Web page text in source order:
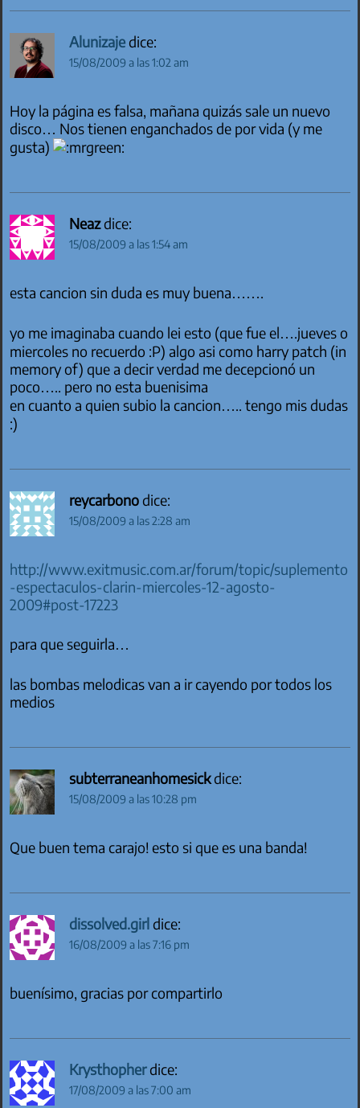
Alunizajedice:
15/08/2009 a las 1:02 am
Hoy la página es falsa, mañana quizás sale un nuevo
disco… Nos tienen enganchados de por vida (y me
gusta)
Neazdice:
15/08/2009 a las 1:54 am
esta cancion sin duda es muy buena…….
yo me imaginaba cuando lei esto (que fue el….jueves o
miercoles no recuerdo :P) algo asi como harry patch (in
memory of) que a decir verdad me decepcionó un
poco….. pero no esta buenisima
en cuanto a quien subio la cancion….. tengo mis dudas
:)
reycarbonodice:
15/08/2009 a las 2:28 am
http://www.exitmusic.com.ar/forum/topic/suplemento
-espectaculos-clarin-miercoles-12-agosto-
2009#post-17223
para que seguirla…
las bombas melodicas van a ir cayendo por todos los
medios
subterraneanhomesickdice:
15/08/2009 a las 10:28 pm
Que buen tema carajo! esto si que es una banda!
dissolved.girl dice:
16/08/2009 a las 7:16 pm
buenísimo, gracias por compartirlo
Krysthopherdice:
17/08/2009 a las 7:00 am